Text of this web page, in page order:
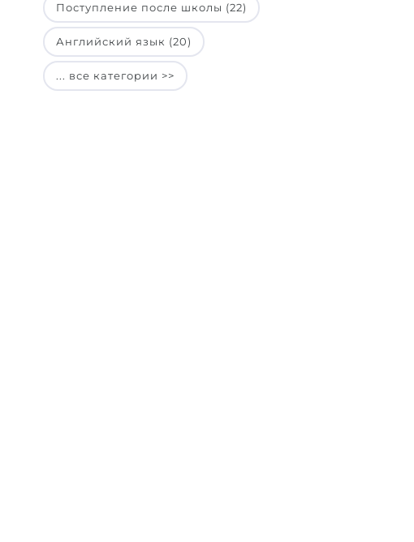
Поступление после школы (22)
Английский язык (20)
... все категории >>